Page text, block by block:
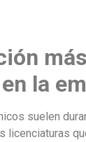
la
suelen
licenciaturas